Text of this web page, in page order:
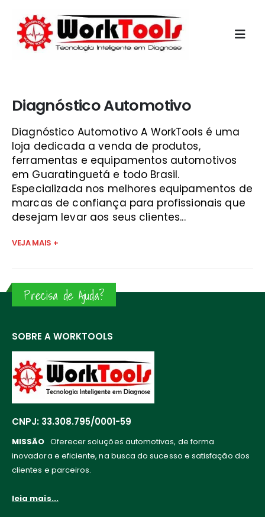
Diagnóstico Automotivo
Diagnóstico Automotivo A WorkTools é uma
loja dedicada a venda de produtos,
ferramentas e equipamentos automotivos
em Guaratinguetá e todo Brasil.
Especializada nos melhores equipamentos de
marcas de confiança para profissionais que
desejam levar aos seus clientes...
VEJA MAIS +
Precisa de Ajuda?
SOBRE A WORKTOOLS
CNPJ: 33.308.795/0001-59
MISSÃO Oferecer soluções automotivas, de forma
inovadora e eficiente, na busca do sucesso e satisfação dos
clientes e parceiros.
leia mais...